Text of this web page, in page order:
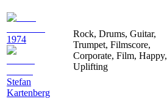
1974
Stefan
Kartenberg
Rock, Drums, Guitar,
Trumpet, Filmscore,
Corporate, Film, Happy,
Uplifting